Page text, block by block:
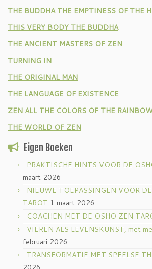
THE BUDDHA THE EMPTINESS OF THE
THIS VERY BODY THE BUDDHA
THE ANCIENT MASTERS OF ZEN
TURNING IN
THE ORIGINAL MAN
THE LANGUAGE OF EXISTENCE
ZEN ALL THE COLORS OF THE
THE WORLD OF ZEN
Eigen Boeken
PRAKTISCHE HINTS VOOR DE
maart 2026
NIEUWE TOEPASSINGEN VOOR
TAROT 1 maart 2026
COACHEN MET DE OSHO ZEN
VIEREN ALS LEVENSKUNST, met
februari 2026
TRANSFORMATIE MET SPEELSE